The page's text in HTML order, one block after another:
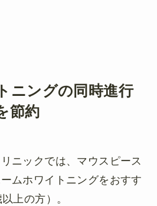
ニングの同時進行
節約
ニックでは、マウスピース
ムホワイトニングをおすす
上の方）。